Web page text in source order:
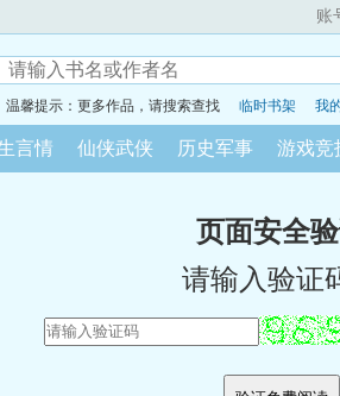
账
温馨提示：更多作品，请搜索查找 临时书架 我
言情 仙侠武侠 历史军事 游戏竞
页面安全
请输入验证